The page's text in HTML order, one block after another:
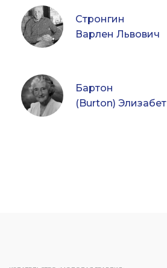
Стронгин
Варлен Львович
Бартон
(Burton) Элизабет